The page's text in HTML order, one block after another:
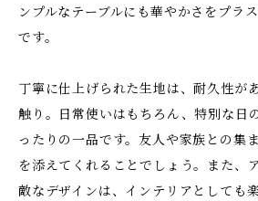
ンプルなテーブルにも華やかさをプラ
です。
丁寧に仕上げられた生地は、耐久性が
触り。日常使いはもちろん、特別な日
ったりの一品です。友人や家族との集
を添えてくれることでしょう。また、
敵なデザインは、インテリアとしても楽